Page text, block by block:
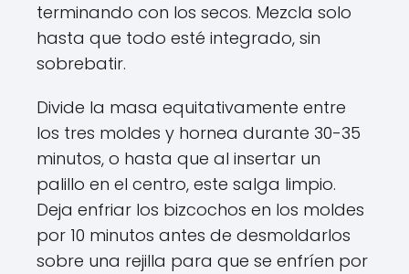
terminando con los secos. Mezcla solo
hasta que todo esté integrado, sin
sobrebatir.
Divide la masa equitativamente entre
los tres moldes y hornea durante 30-35
minutos, o hasta que al insertar un
palillo en el centro, este salga limpio.
Deja enfriar los bizcochos en los moldes
por 10 minutos antes de desmoldarlos
sobre una rejilla para que se enfríen por